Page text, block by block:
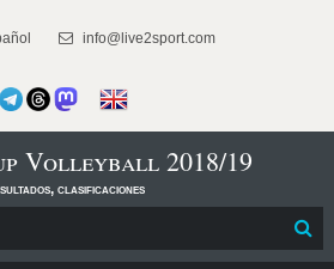
info@live2sport.com
Volleyball 2018/19
clasificaciones